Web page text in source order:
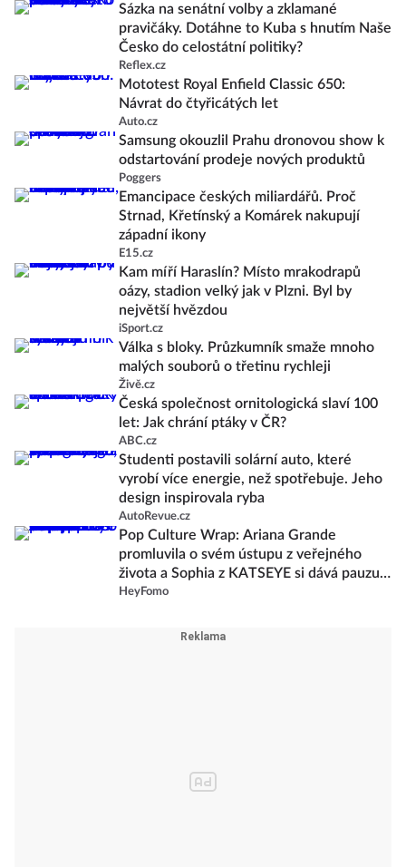
Sázka na senátní volby a zklamané
pravičáky. Dotáhne to Kuba s hnutím Naše
Česko do celostátní politiky?
Reflex.cz
Mototest Royal Enfield Classic 650:
Návrat do čtyřicátých let
Auto.cz
Samsung okouzlil Prahu dronovou show k
odstartování prodeje nových produktů
Poggers
Emancipace českých miliardářů. Proč
Strnad, Křetínský a Komárek nakupují
západní ikony
E15.cz
Kam míří Haraslín? Místo mrakodrapů
oázy, stadion velký jak v Plzni. Byl by
největší hvězdou
iSport.cz
Válka s bloky. Průzkumník smaže mnoho
malých souborů o třetinu rychleji
Živě.cz
Česká společnost ornitologická slaví 100
let: Jak chrání ptáky v ČR?
ABC.cz
Studenti postavili solární auto, které
vyrobí více energie, než spotřebuje. Jeho
design inspirovala ryba
AutoRevue.cz
Pop Culture Wrap: Ariana Grande
promluvila o svém ústupu z veřejného
života a Sophia z KATSEYE si dává pauzu
od skupiny
HeyFomo